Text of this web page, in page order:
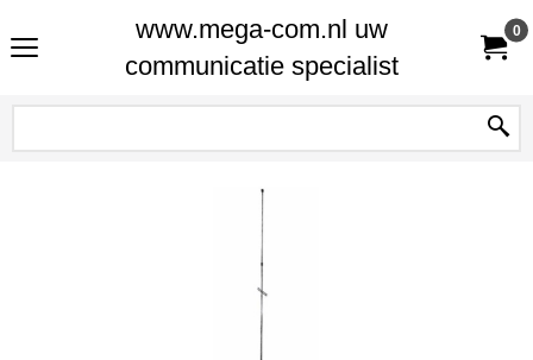
www.mega-com.nl uw
communicatie specialist
0